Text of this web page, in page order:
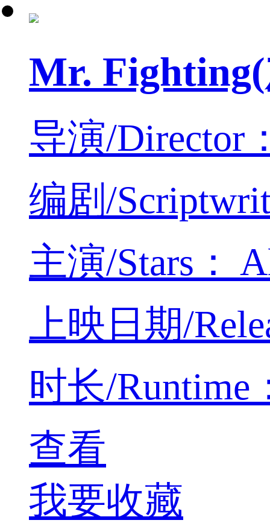
Mr.
导演/Director
编剧/
主演/Stars：
上映日期/
时长/Runtime
查看
我要收藏